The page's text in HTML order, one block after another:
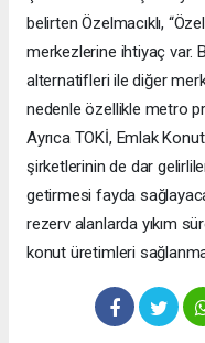
belirten Özelmacıklı,
merkezlerine ihtiyaç var.
alternatifleri ile diğer
nedenle özellikle metro
Ayrıca TOKİ, Emlak
şirketlerinin de dar
getirmesi fayda
rezerv alanlarda yıkım
konut üretimleri